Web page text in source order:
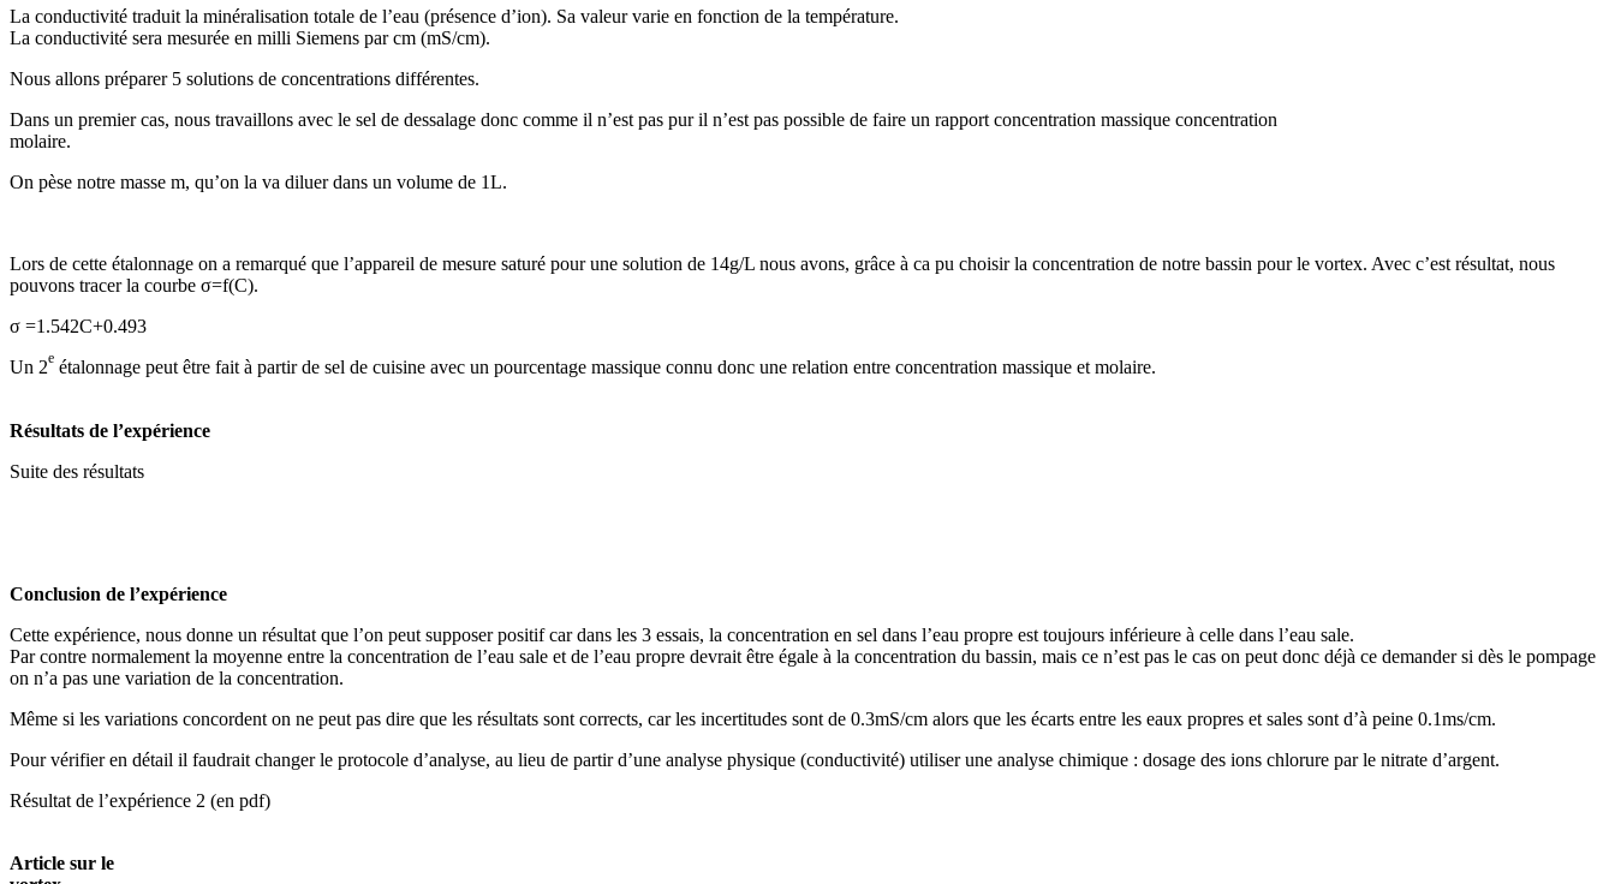
La conductivité traduit la minéralisation totale de l’eau (présence d’ion). Sa valeur varie en fonction de la température.
La conductivité sera mesurée en milli Siemens par cm (mS/cm).
Nous allons préparer 5 solutions de concentrations différentes.
Dans un premier cas, nous travaillons avec le sel de dessalage donc comme il n’est pas pur il n’est pas possible de faire un rapport concentration massique concentration
molaire.
On pèse notre masse m, qu’on la va diluer dans un volume de 1L.
Lors de cette étalonnage on a remarqué que l’appareil de mesure saturé pour une solution de 14g/L nous avons, grâce à ca pu choisir la concentration de notre bassin pour le vortex. Avec c’est résultat, nous
pouvons tracer la courbe σ=f(C).
σ =1.542C+0.493
Un 2e étalonnage peut être fait à partir de sel de cuisine avec un pourcentage massique connu donc une relation entre concentration massique et molaire.
Résultats de l’expérience
Suite des résultats
Conclusion de l’expérience
Cette expérience, nous donne un résultat que l’on peut supposer positif car dans les 3 essais, la concentration en sel dans l’eau propre est toujours inférieure à celle dans l’eau sale.
Par contre normalement la moyenne entre la concentration de l’eau sale et de l’eau propre devrait être égale à la concentration du bassin, mais ce n’est pas le cas on peut donc déjà ce demander si dès le pompage
on n’a pas une variation de la concentration.
Même si les variations concordent on ne peut pas dire que les résultats sont corrects, car les incertitudes sont de 0.3mS/cm alors que les écarts entre les eaux propres et sales sont d’à peine 0.1ms/cm.
Pour vérifier en détail il faudrait changer le protocole d’analyse, au lieu de partir d’une analyse physique (conductivité) utiliser une analyse chimique : dosage des ions chlorure par le nitrate d’argent.
Résultat de l’expérience 2 (en pdf)
Article sur le